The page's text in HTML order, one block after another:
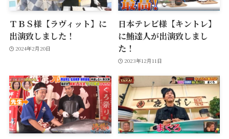
ＴＢＳ様【ラヴィット】に
出演致しました！
2024年2月20日
日本テレビ様【キントレ】
に鮪達人が出演致しまし
た！
2023年12月11日